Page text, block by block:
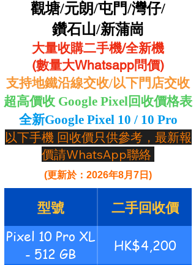
觀塘/元朗/屯門/灣仔/
鑽石山/新蒲崗
大量收購二手機/全新機
(數量大Whatsapp問價)
支持地鐵沿線交收/以下門店交收
超高價收 Google Pixel回收價格表
​​全新Google Pixel 10 / 10 Pro
以下手機 回收價只供參考，最新報
價請WhatsApp聯絡
(更新於：2026年8月7日)
型號 二手回收價
Pixel 10 Pro XL
- 512 GB
HK$4,200